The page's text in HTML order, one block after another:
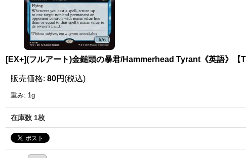
[EX+](フルアート)金鎚頭の暴君/Hammerhead Tyrant《英語》【
販売価格: 80円 (税込)
重み: 1g
在庫数 1枚